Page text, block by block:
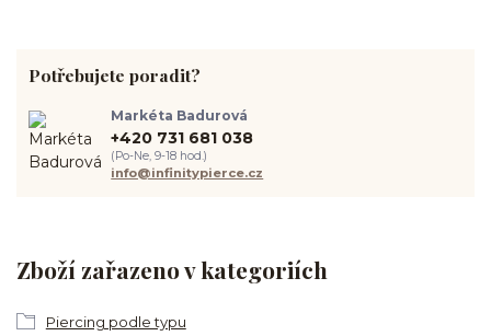
Zboží zařazeno v kategoriích
Piercing podle typu
Potřebujete poradit?
Markéta Badurová
+420 731 681 038
(Po-Ne, 9-18 hod.)
info@infinitypierce.cz